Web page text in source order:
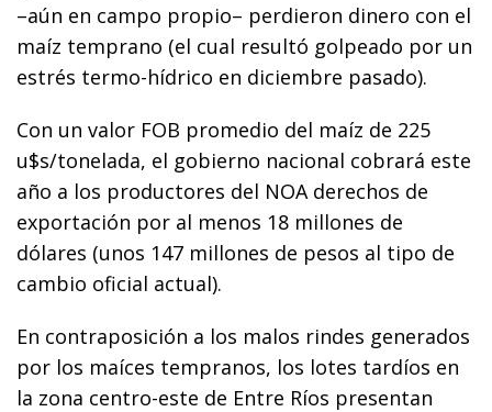
–aún en campo propio– perdieron dinero con el
maíz temprano (el cual resultó golpeado por un
estrés termo-hídrico en diciembre pasado).
Con un valor FOB promedio del maíz de 225
u$s/tonelada, el gobierno nacional cobrará este
año a los productores del NOA derechos de
exportación por al menos 18 millones de
dólares (unos 147 millones de pesos al tipo de
cambio oficial actual).
En contraposición a los malos rindes generados
por los maíces tempranos, los lotes tardíos en
la zona centro-este de Entre Ríos presentan